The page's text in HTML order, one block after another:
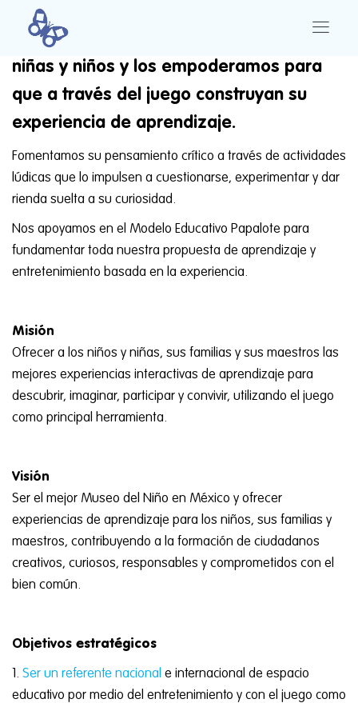
En Papalote creemos firmemente en las
niñas y niños y los empoderamos para
que a través del juego construyan su
experiencia de aprendizaje.
Fomentamos su pensamiento crítico a través de actividades
lúdicas que lo impulsen a cuestionarse, experimentar y dar
rienda suelta a su curiosidad.
Nos apoyamos en el Modelo Educativo Papalote para
fundamentar toda nuestra propuesta de aprendizaje y
entretenimiento basada en la experiencia.
Misión
Ofrecer a los niños y niñas, sus familias y sus maestros las
mejores experiencias interactivas de aprendizaje para
descubrir, imaginar, participar y convivir, utilizando el juego
como principal herramienta.
Visión
Ser el mejor Museo del Niño en México y ofrecer
experiencias de aprendizaje para los niños, sus familias y
maestros, contribuyendo a la formación de ciudadanos
creativos, curiosos, responsables y comprometidos con el
bien común.
Objetivos estratégicos
Ser un referente nacional e internacional de espacio
educativo por medio del entretenimiento y con el juego como